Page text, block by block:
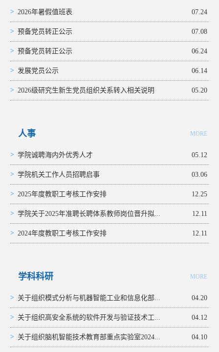
> 2026年暑假值班表 07.24
> 预备党员转正公示 07.08
> 预备党员转正公示 06.24
> 发展党员公示 06.14
> 2026级研究生新生党员组织关系转入相关说明 05.20
人事 MORE
> 学院诚聘海内外优秀人才 05.12
> 学院机关工作人员招聘启事 03.06
> 2025年度教职工考核工作安排 12.25
> 学院关于2025年准聘长聘体系教师岗位晋升拟... 12.11
> 2024年度教职工考核工作安排 12.11
学科科研 MORE
> 关于组织模式分析与机器智能工业和信息化部... 04.20
> 关于组织高安全系统的软件开发与验证技术工... 04.12
> 关于组织脑机智能技术教育部重点实验室2024... 04.10